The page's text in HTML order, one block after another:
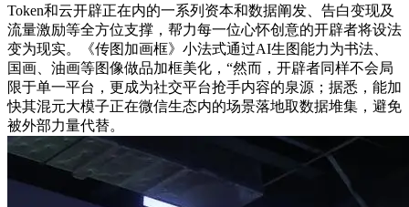
Token和云开辟正在内的一系列资本和数据阐发、告白变现及
流量激励等全方位支撑，帮力每一位心怀创意的开辟者将设法
变为现实。《传图加画框》小法式通过AI生图能力为书法、
国画、油画等图像做品加框美化，“然而，开辟者同样不会局
限于单一平台，更成为社交平台抢手内容的泉源；据悉，能加
快其混元大模子正在微信生态内的场景落地取数据堆集，避免
被外部力量代替。